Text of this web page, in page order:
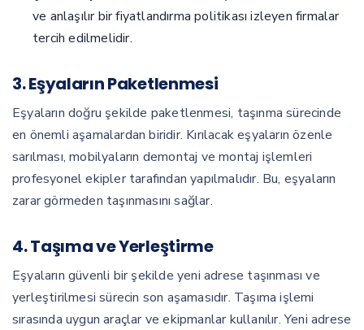
ve anlaşılır bir fiyatlandırma politikası izleyen firmalar
tercih edilmelidir.
3. Eşyaların Paketlenmesi
Eşyaların doğru şekilde paketlenmesi, taşınma sürecinde
en önemli aşamalardan biridir. Kırılacak eşyaların özenle
sarılması, mobilyaların demontaj ve montaj işlemleri
profesyonel ekipler tarafından yapılmalıdır. Bu, eşyaların
zarar görmeden taşınmasını sağlar.
4. Taşıma ve Yerleştirme
Eşyaların güvenli bir şekilde yeni adrese taşınması ve
yerleştirilmesi sürecin son aşamasıdır. Taşıma işlemi
sırasında uygun araçlar ve ekipmanlar kullanılır. Yeni adrese